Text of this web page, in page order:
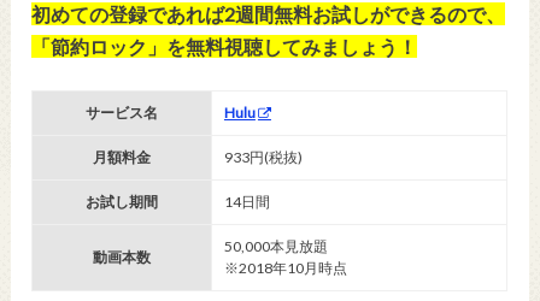
初めての登録であれば2週間無料お試しができるので、
「節約ロック」を無料視聴してみましょう！
サービス名 Hulu
月額料金 933円(税抜)
お試し期間 14日間
動画本数
50,000本見放題
※2018年10月時点